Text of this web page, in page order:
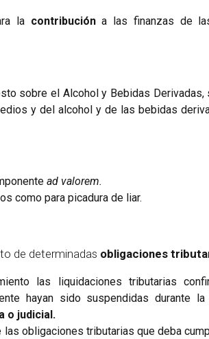
la contribucióna las finanzas de
sobre el Alcohol y Bebidas Derivadas,
y del alcohol y de las bebidas
ad valorem.
como para picadura de liar.
de determinadas obligaciones
las liquidaciones tributarias
hayan sido suspendidas durante
o judicial.
obligaciones tributarias que deba